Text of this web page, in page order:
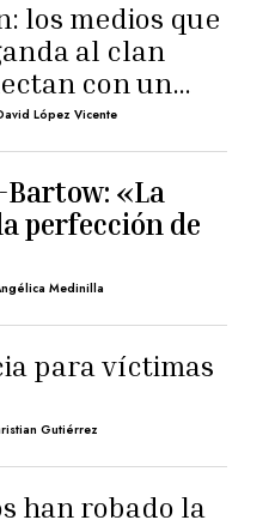
los medios que
al clan
con un
de
López Vicente
«La
perfección de
Medinilla
para víctimas
Gutiérrez
han robado la